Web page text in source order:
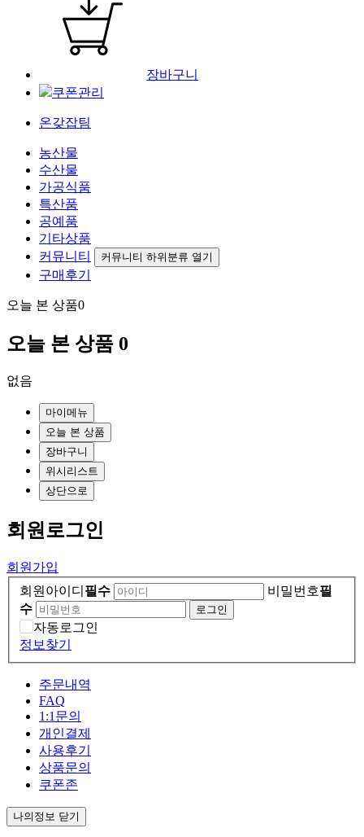
장바구니
쿠폰관리
온갖잡팀
농산물
수산물
가공식품
특산품
공예품
기타상품
커뮤니티
커뮤니티 하위분류 열기
구매후기
오늘 본 상품0
오늘 본 상품 0
없음
마이메뉴
오늘 본 상품
장바구니
위시리스트
상단으로
회원 로그인
회원가입
회원아이디 필수 비밀번호필
수
자동로그인
정보찾기
주문내역
FAQ
1:1문의
개인결제
사용후기
상품문의
쿠폰존
나의정보 닫기